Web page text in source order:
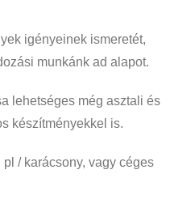
igényeinek ismeretét,
munkánk ad alapot.
lehetséges még asztali és
készítményekkel is.
/ karácsony, vagy céges